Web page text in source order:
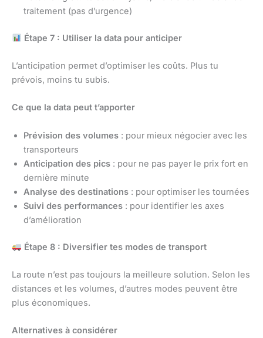
traitement (pas d’urgence)
Étape 7 : Utiliser la data pour anticiper
L’anticipation permet d’optimiser les coûts. Plus tu
prévois, moins tu subis.
Ce que la data peut t’apporter
Prévision des volumes : pour mieux négocier avec les
transporteurs
Anticipation des pics : pour ne pas payer le prix fort en
dernière minute
Analyse des destinations : pour optimiser les tournées
Suivi des performances : pour identifier les axes
d’amélioration
Étape 8 : Diversifier tes modes de transport
La route n’est pas toujours la meilleure solution. Selon les
distances et les volumes, d’autres modes peuvent être
plus économiques.
Alternatives à considérer